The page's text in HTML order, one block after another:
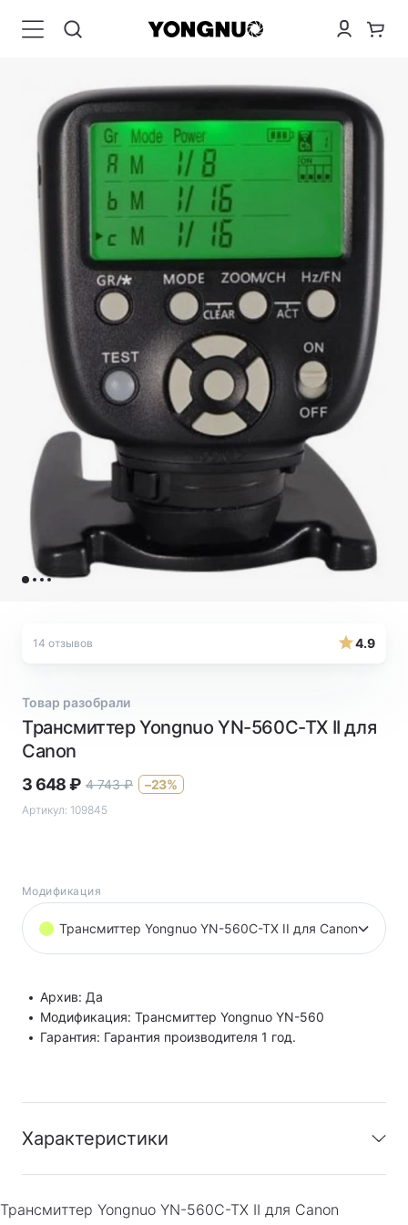
4.9
14 отзывов
Товар разобрали
Трансмиттер Yongnuo YN-560C-TX II для
Canon
3 648₽ 4 743 ₽ –23%
Артикул: 109845
Модификация
Трансмиттер Yongnuo YN-560C-TX II для Canon
Архив: Да
Модификация: Трансмиттер Yongnuo YN-560
Гарантия: Гарантия производителя 1 год.
Характеристики
Трансмиттер Yongnuo YN-560C-TX II для Canon